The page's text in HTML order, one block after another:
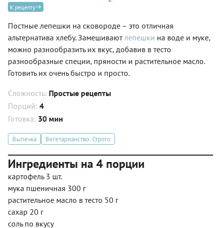
К рецепту
Постные лепешки на сковороде – это отличная
альтернатива хлебу. Замешиваютлепешки на воде и муке,
можно разнообразить их вкус, добавив в тесто
разнообразные специи, пряности и растительное масло.
Готовить их очень быстро и просто.
Сложность: Простые рецепты
Порций: 4
Готовка: 30 мин
Выпечка Вегетарианство: Строго
Ингредиенты на 4 порции
картофель 3 шт.
мука пшеничная 300 г
растительное масло в тесто 50 г
сахар 20 г
соль по вкусу